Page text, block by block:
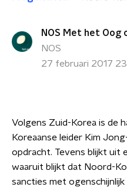
NOS Met het Oog
NOS
27 februari 2017
Volgens Zuid-Korea is de
Koreaanse leider Kim
opdracht. Tevens blijkt uit
waaruit blijkt dat Noord-
sancties met